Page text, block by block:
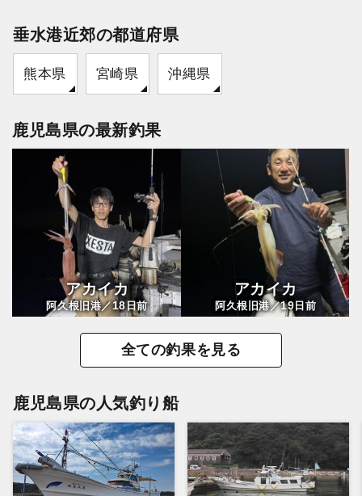
垂水港近郊の都道府県
熊本県 宮崎県 沖縄県
鹿児島県の最新釣果
アカイカ
阿久根旧港／18日前
アカイカ
阿久根旧港／19 日前
全ての釣果を見る
鹿児島県の人気釣り船